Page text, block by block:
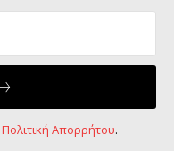
Πολιτική Απορρήτου.